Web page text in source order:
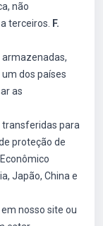
não
terceiros.
F.
dos países
as
para
proteção de
Japão, China e
nosso site ou